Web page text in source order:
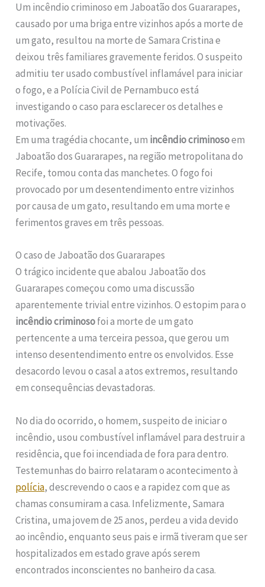
Um incêndio criminoso em Jaboatão dos Guararapes,
causado por uma briga entre vizinhos após a morte de
um gato, resultou na morte de Samara Cristina e
deixou três familiares gravemente feridos. O suspeito
admitiu ter usado combustível inflamável para iniciar
o fogo, e a Polícia Civil de Pernambuco está
investigando o caso para esclarecer os detalhes e
motivações.
Em uma tragédia chocante, um incêndio criminosoem
Jaboatão dos Guararapes, na região metropolitana do
Recife, tomou conta das manchetes. O fogo foi
provocado por um desentendimento entre vizinhos
por causa de um gato, resultando em uma morte e
ferimentos graves em três pessoas.
O caso de Jaboatão dos Guararapes
O trágico incidente que abalou Jaboatão dos
Guararapes começou como uma discussão
aparentemente trivial entre vizinhos. O estopim para o
incêndio criminosofoi a morte de um gato
pertencente a uma terceira pessoa, que gerou um
intenso desentendimento entre os envolvidos. Esse
desacordo levou o casal a atos extremos, resultando
em consequências devastadoras.
No dia do ocorrido, o homem, suspeito de iniciar o
incêndio, usou combustível inflamável para destruir a
residência, que foi incendiada de fora para dentro.
Testemunhas do bairro relataram o acontecimento à
polícia, descrevendo o caos e a rapidez com que as
chamas consumiram a casa. Infelizmente, Samara
Cristina, uma jovem de 25 anos, perdeu a vida devido
ao incêndio, enquanto seus pais e irmã tiveram que ser
hospitalizados em estado grave após serem
encontrados inconscientes no banheiro da casa.